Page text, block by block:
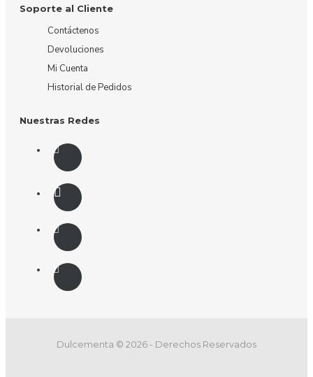
Soporte al Cliente
Contáctenos
Devoluciones
Mi Cuenta
Historial de Pedidos
Nuestras Redes
Dulcementa © 2026 - Derechos Reservados